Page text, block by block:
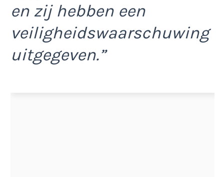
en zij hebben een
veiligheidswaarschuwing
uitgegeven.”